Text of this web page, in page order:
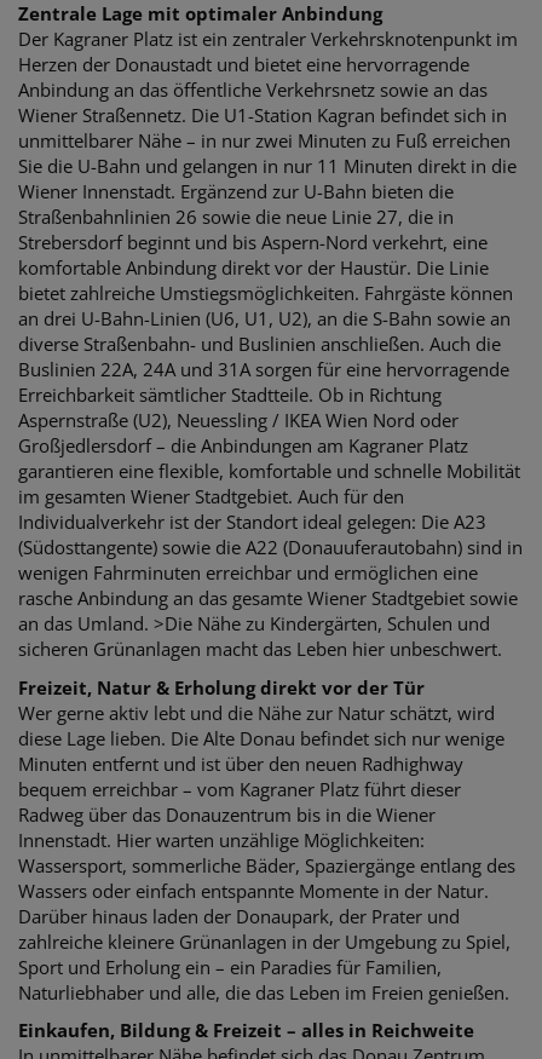
Zentrale Lage mit optimaler Anbindung
Der Kagraner Platz ist ein zentraler Verkehrsknotenpunkt im
Herzen der Donaustadt und bietet eine hervorragende
Anbindung an das öffentliche Verkehrsnetz sowie an das
Wiener Straßennetz. Die U1-Station Kagran befindet sich in
unmittelbarer Nähe – in nur zwei Minuten zu Fuß erreichen
Sie die U-Bahn und gelangen in nur 11 Minuten direkt in die
Wiener Innenstadt. Ergänzend zur U-Bahn bieten die
Straßenbahnlinien 26 sowie die neue Linie 27, die in
Strebersdorf beginnt und bis Aspern-Nord verkehrt, eine
komfortable Anbindung direkt vor der Haustür. Die Linie
bietet zahlreiche Umstiegsmöglichkeiten. Fahrgäste können
an drei U-Bahn-Linien (U6, U1, U2), an die S-Bahn sowie an
diverse Straßenbahn- und Buslinien anschließen. Auch die
Buslinien 22A, 24A und 31A sorgen für eine hervorragende
Erreichbarkeit sämtlicher Stadtteile. Ob in Richtung
Aspernstraße (U2), Neuessling / IKEA Wien Nord oder
Großjedlersdorf – die Anbindungen am Kagraner Platz
garantieren eine flexible, komfortable und schnelle Mobilität
im gesamten Wiener Stadtgebiet. Auch für den
Individualverkehr ist der Standort ideal gelegen: Die A23
(Südosttangente) sowie die A22 (Donauuferautobahn) sind in
wenigen Fahrminuten erreichbar und ermöglichen eine
rasche Anbindung an das gesamte Wiener Stadtgebiet sowie
an das Umland. >Die Nähe zu Kindergärten, Schulen und
sicheren Grünanlagen macht das Leben hier unbeschwert.
Freizeit, Natur & Erholung direkt vor der Tür
Wer gerne aktiv lebt und die Nähe zur Natur schätzt, wird
diese Lage lieben. Die Alte Donau befindet sich nur wenige
Minuten entfernt und ist über den neuen Radhighway
bequem erreichbar – vom Kagraner Platz führt dieser
Radweg über das Donauzentrum bis in die Wiener
Innenstadt. Hier warten unzählige Möglichkeiten:
Wassersport, sommerliche Bäder, Spaziergänge entlang des
Wassers oder einfach entspannte Momente in der Natur.
Darüber hinaus laden der Donaupark, der Prater und
zahlreiche kleinere Grünanlagen in der Umgebung zu Spiel,
Sport und Erholung ein – ein Paradies für Familien,
Naturliebhaber und alle, die das Leben im Freien genießen.
Einkaufen, Bildung & Freizeit – alles in Reichweite